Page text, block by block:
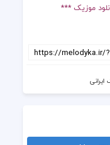
موزیک ***
ایرانی